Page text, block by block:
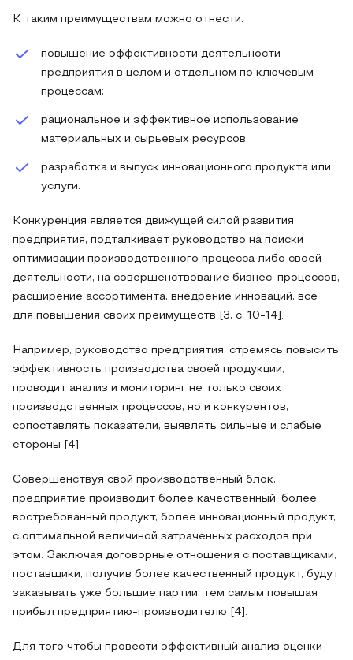
К таким преимуществам можно отнести:
повышение эффективности деятельности
предприятия в целом и отдельном по ключевым
процессам;
рациональное и эффективное использование
материальных и сырьевых ресурсов;
разработка и выпуск инновационного продукта или
услуги.
Конкуренция является движущей силой развития
предприятия, подталкивает руководство на поиски
оптимизации производственного процесса либо своей
деятельности, на совершенствование бизнес-процессов,
расширение ассортимента, внедрение инноваций, все
для повышения своих преимуществ [3, с. 10-14].
Например, руководство предприятия, стремясь повысить
эффективность производства своей продукции,
проводит анализ и мониторинг не только своих
производственных процессов, но и конкурентов,
сопоставлять показатели, выявлять сильные и слабые
стороны [4].
Совершенствуя свой производственный блок,
предприятие производит более качественный, более
востребованный продукт, более инновационный продукт,
с оптимальной величиной затраченных расходов при
этом. Заключая договорные отношения с поставщиками,
поставщики, получив более качественный продукт, будут
заказывать уже большие партии, тем самым повышая
прибыл предприятию-производителю [4].
Для того чтобы провести эффективный анализ оценки